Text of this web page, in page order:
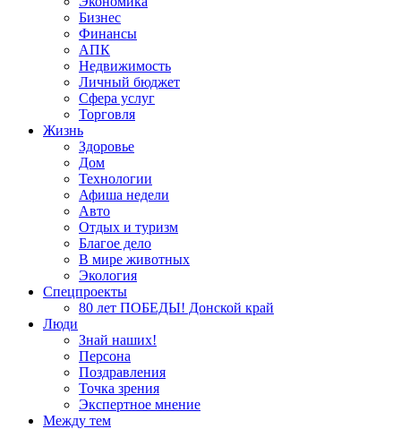
Бизнес
Финансы
АПК
Недвижимость
Личный бюджет
Сфера услуг
Торговля
Жизнь
Здоровье
Дом
Технологии
Афиша недели
Авто
Отдых и туризм
Благое дело
В мире животных
Экология
Спецпроекты
80 лет ПОБЕДЫ! Донской край
Люди
Знай наших!
Персона
Поздравления
Точка зрения
Экспертное мнение
Между тем